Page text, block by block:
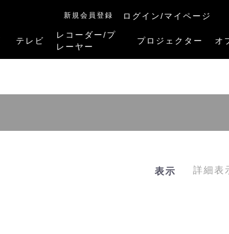
新規会員登録 ログイン/マイページ
テレビ
レコーダー/プ
レーヤー
プロジェクター オ
表示 詳細表